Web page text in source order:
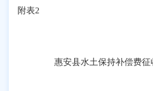
附表2
惠安县水土保持补偿费征